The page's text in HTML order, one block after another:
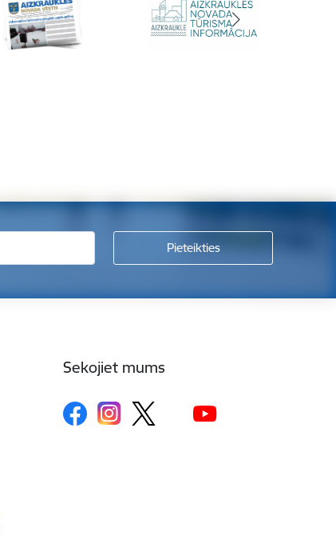
Sekojiet mums